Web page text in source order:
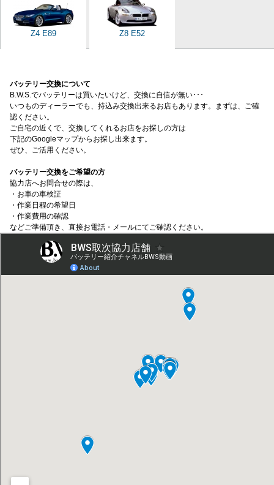
Z4 E89 Z8 E52
バッテリー交換について
B.W.S.でバッテリーは買いたいけど、交換に自信が無い･･･
いつものディーラーでも、持込み交換出来るお店もあります。まずは、ご確
認ください。
ご自宅の近くで、交換してくれるお店をお探しの方は
下記のGoogleマップからお探し出来ます。
ぜひ、ご活用ください。
バッテリー交換をご希望の方
協力店へお問合せの際は、
・お車の車検証
・作業日程の希望日
・作業費用の確認
などご準備頂き、直接お電話・メールにてご確認ください。